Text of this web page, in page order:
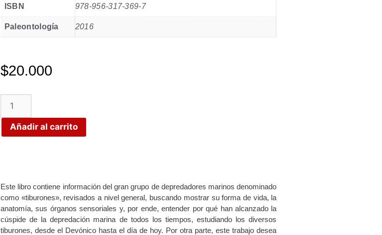
ISBN 978-956-317-369-7
Paleontología 2016
$20.000
Añadir al carrito
Este libro contiene información del gran grupo de depredadores marinos denominado
como «tiburones», revisados a nivel general, buscando mostrar su forma de vida, la
anatomía, sus órganos sensoriales y, por ende, entender por qué han alcanzado la
cúspide de la depredación marina de todos los tiempos, estudiando los diversos
tiburones, desde el Devónico hasta el día de hoy. Por otra parte, este trabajo desea